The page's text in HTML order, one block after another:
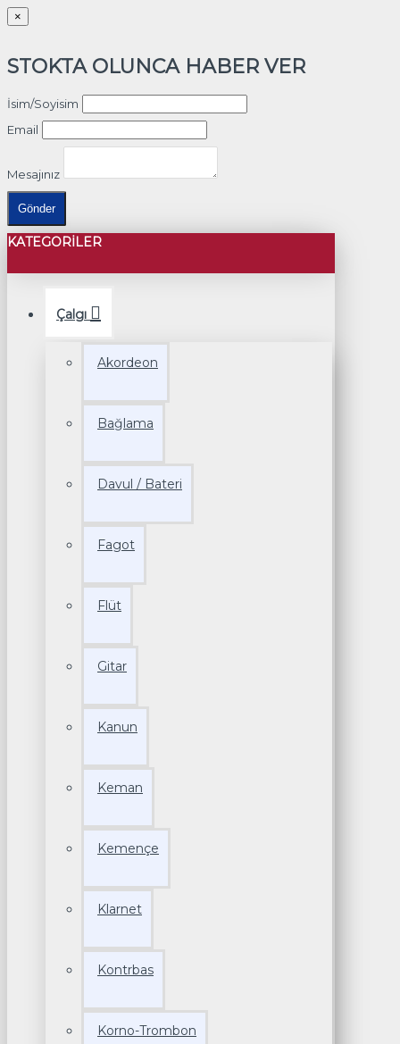
×
STOKTA OLUNCA HABER VER
İsim/Soyisim
Email
Mesajınız
Gönder
KATEGORILER
Çalgı
Akordeon
Bağlama
Davul / Bateri
Fagot
Flüt
Gitar
Kanun
Keman
Kemençe
Klarnet
Kontrbas
Korno-Trombon